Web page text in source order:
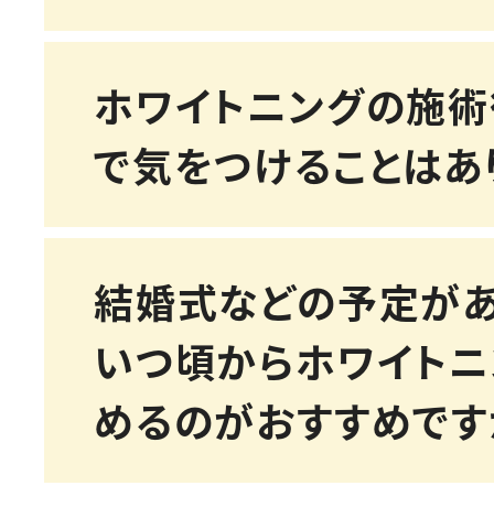
自然に治まります。当
歯のヒビや傷をチェッ
えた薬剤の使用や、知
よるコーティングを行
を最小限に抑えるよう
す。
ヶ月程度が目安ですが
慣によって大きく変わ
面には再び着色汚れ（
積していくため、完全
「タッチアップ」と呼
術を行うことが推奨さ
は、色の戻りを防ぐた
や、専用の歯磨き粉の
はい、まずは丁寧な診
なむし歯や歯周病があ
優先することをおすす
お口の中にトラブルが
を使用すると、強い痛
になるためです。当院
する」だけでなく、お
ホワイトニングの施
で気をつけることはあ
施術直後の24時間は、
る膜（ペリクル）が剥
常に色がつきやすい状
め、コーヒー、赤ワイ
結婚式などの予定が
いつ頃からホワイト
めるのがおすすめで